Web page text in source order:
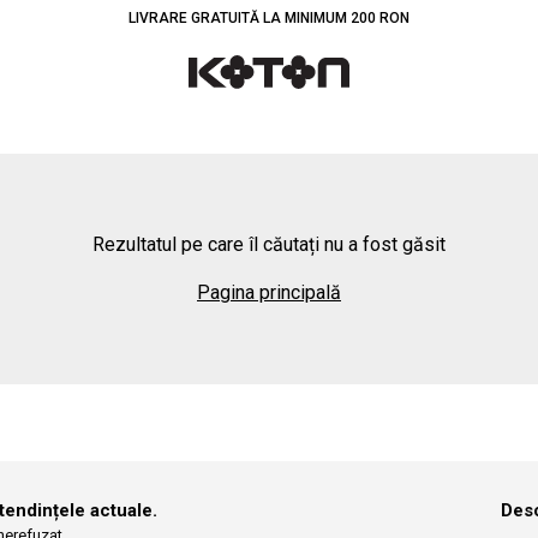
LIVRARE GRATUITĂ LA MINIMUM 200 RON
Rezultatul pe care îl căutați nu a fost găsit
Pagina principală
actuale.